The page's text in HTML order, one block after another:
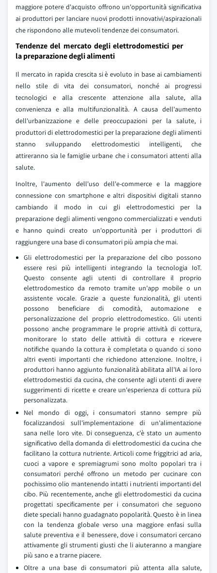
maggiore potere d'acquisto offrono un'opportunità significativa
ai produttori per lanciare nuovi prodotti innovativi/aspirazionali
che rispondono alle mutevoli tendenze dei consumatori.
Tendenze del mercato degli elettrodomestici per
la preparazione degli alimenti
Il mercato in rapida crescita si è evoluto in base ai cambiamenti
nello stile di vita dei consumatori, nonché ai progressi
tecnologici e alla crescente attenzione alla salute, alla
convenienza e alla multifunzionalità. A causa dell'aumento
dell'urbanizzazione e delle preoccupazioni per la salute, i
produttori di elettrodomestici per la preparazione degli alimenti
stanno sviluppando elettrodomestici intelligenti, che
attireranno sia le famiglie urbane che i consumatori attenti alla
salute.
Inoltre, l'aumento dell'uso dell'e-commerce e la maggiore
connessione con smartphone e altri dispositivi digitali stanno
cambiando il modo in cui gli elettrodomestici per la
preparazione degli alimenti vengono commercializzati e venduti
e hanno quindi creato un'opportunità per i produttori di
raggiungere una base di consumatori più ampia che mai.
Gli elettrodomestici per la preparazione del cibo possono
essere resi più intelligenti integrando la tecnologia IoT.
Questo consente agli utenti di controllare il proprio
elettrodomestico da remoto tramite un'app mobile o un
assistente vocale. Grazie a queste funzionalità, gli utenti
possono beneficiare di comodità, automazione e
personalizzazione del proprio elettrodomestico. Gli utenti
possono anche programmare le proprie attività di cottura,
monitorare lo stato delle attività di cottura e ricevere
notifiche quando la cottura è completata o quando ci sono
altri eventi importanti che richiedono attenzione. Inoltre, i
produttori hanno aggiunto funzionalità abilitata all'IA ai loro
elettrodomestici da cucina, che consente agli utenti di avere
suggerimenti di ricette e creare un'esperienza di cottura più
personalizzata.
Nel mondo di oggi, i consumatori stanno sempre più
focalizzandosi sull'implementazione di un'alimentazione
sana nelle loro vite. Di conseguenza, c'è stato un aumento
significativo della domanda di elettrodomestici da cucina che
facilitano la cottura nutriente. Articoli come friggitrici ad aria,
cuoci a vapore e spremiagrumi sono molto popolari tra i
consumatori perché offrono un metodo per cucinare con
pochissimo olio mantenendo intatti i nutrienti importanti del
cibo. Più recentemente, anche gli elettrodomestici da cucina
progettati specificamente per i consumatori che seguono
diete speciali hanno guadagnato popolarità. Questo è in linea
con la tendenza globale verso una maggiore enfasi sulla
salute preventiva e il benessere, dove i consumatori cercano
attivamente gli strumenti giusti che li aiuteranno a mangiare
più sano e a trarne piacere.
Oltre a una base di consumatori più attenta alla salute,